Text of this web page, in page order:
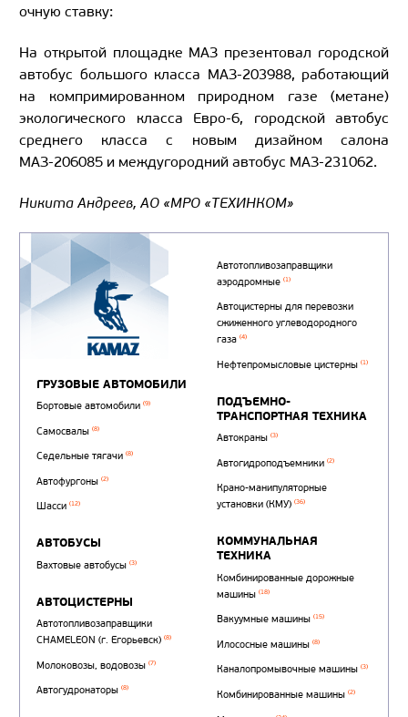
очную ставку:
На открытой площадке МАЗ презентовал городской
автобус большого класса МАЗ-203988, работающий
на компримированном природном газе (метане)
экологического класса Евро-6, городской автобус
среднего класса с новым дизайном салона
МАЗ-206085 и междугородний автобус МАЗ-231062.
Никита Андреев, АО «МРО «ТЕХИНКОМ»